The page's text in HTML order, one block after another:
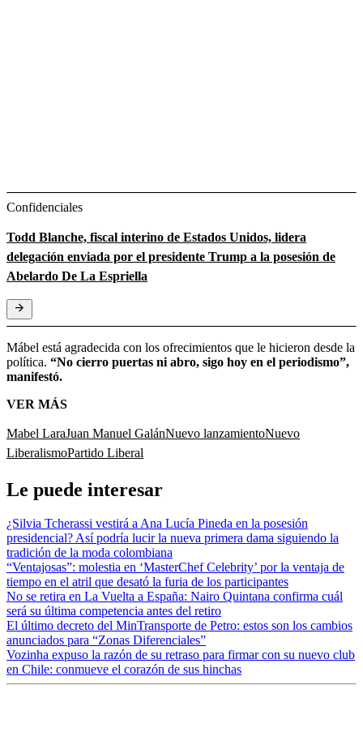
Confidenciales
Todd Blanche, fiscal interino de Estados Unidos, lidera
delegación enviada por el presidente Trump a la posesión de
Abelardo De La Espriella
Mábel está agradecida con los ofrecimientos que le hicieron desde la
política. “No cierro puertas ni abro, sigo hoy en el periodismo”,
manifestó.
VER MÁS
Mabel LaraJuan Manuel GalánNuevo lanzamientoNuevo
LiberalismoPartido Liberal
Le puede interesar
¿Silvia Tcherassi vestirá a Ana Lucía Pineda en la posesión
presidencial? Así podría lucir la nueva primera dama siguiendo la
tradición de la moda colombiana
“Ventajosas”: molestia en ‘MasterChef Celebrity’ por la ventaja de
tiempo en el atril que desató la furia de los participantes
No se retira en La Vuelta a España: Nairo Quintana confirma cuál
será su última competencia antes del retiro
El último decreto del MinTransporte de Petro: estos son los cambios
anunciados para “Zonas Diferenciales”
Vozinha expuso la razón de su retraso para firmar con su nuevo club
en Chile: conmueve el corazón de sus hinchas